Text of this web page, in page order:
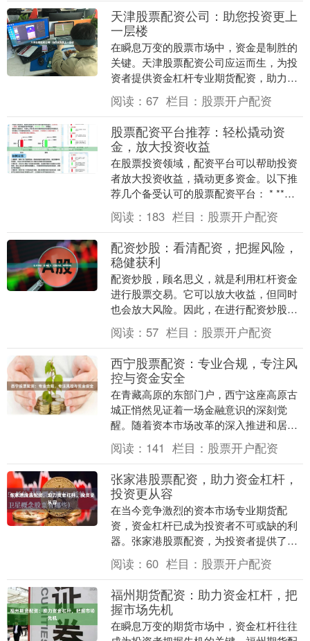
天津股票配资公司：助您投资更上
一层楼
在瞬息万变的股票市场中，资金是制胜的
关键。天津股票配资公司应运而生，为投
资者提供资金杠杆专业期货配资，助力其
投资更上一层楼。 天津股票配资公司通过
提供资金杠杆，....
阅读： 67 栏目： 股票开户配资
股票配资平台推荐：轻松撬动资
金，放大投资收益
在股票投资领域，配资平台可以帮助投资
者放大投资收益，撬动更多资金。以下推
荐几个备受认可的股票配资平台： * **雪
球配资：**行业领先的配资平台，提供灵
活的配资....
阅读： 183 栏目： 股票开户配资
配资炒股：看清配资，把握风险，
稳健获利
配资炒股，顾名思义，就是利用杠杆资金
进行股票交易。它可以放大收益，但同时
也会放大风险。因此，在进行配资炒股之
前专业期货配资，投资者需要充分了解配
资的本质和风险，....
阅读： 57 栏目： 股票开户配资
西宁股票配资：专业合规，专注风
控与资金安全
在青藏高原的东部门户，西宁这座高原古
城正悄然见证着一场金融意识的深刻觉
醒。随着资本市场改革的深入推进和居民
财富管理需求的日益增长，股票投资已成
为越来越多西宁人资....
阅读： 141 栏目： 股票开户配资
张家港股票配资，助力资金杠杆，
投资更从容
在当今竞争激烈的资本市场专业期货配
资，资金杠杆已成为投资者不可或缺的利
器。张家港股票配资，为投资者提供了一
种安全、便捷的资金杠杆方式，助力其投
资更从容。 张家港....
阅读： 60 栏目： 股票开户配资
福州期货配资：助力资金杠杆，把
握市场先机
在瞬息万变的期货市场中，资金杠杆往往